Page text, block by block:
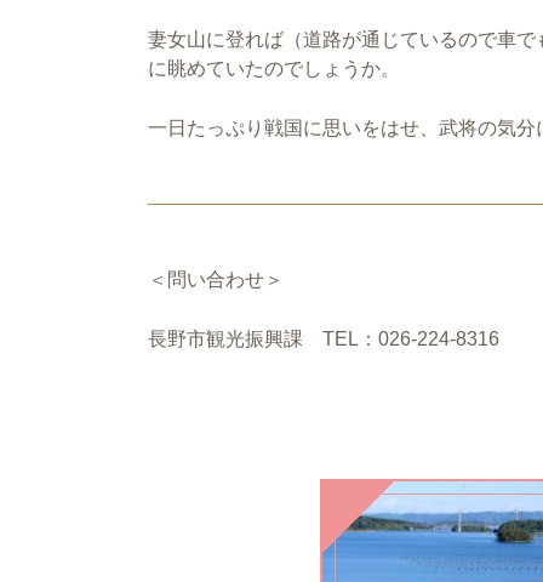
妻女山に登れば（道路が通じているので車
に眺めていたのでしょうか。
一日たっぷり戦国に思いをはせ、武将の気
＜問い合わせ＞
長野市観光振興課 TEL：026-224-8316